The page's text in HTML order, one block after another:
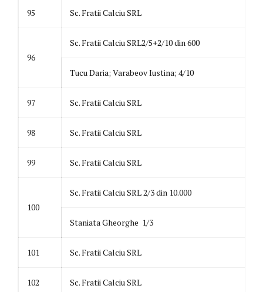
95 Sc. Fratii Calciu SRL
96
Sc. Fratii Calciu SRL2/5+2/10 din 600
Tucu Daria; Varabeov Iustina; 4/10
97 Sc. Fratii Calciu SRL
98 Sc. Fratii Calciu SRL
99 Sc. Fratii Calciu SRL
100
Sc. Fratii Calciu SRL 2/3 din 10.000
Staniata Gheorghe 1/3
101 Sc. Fratii Calciu SRL
102 Sc. Fratii Calciu SRL